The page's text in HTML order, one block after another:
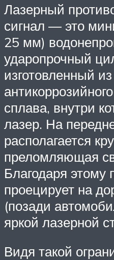
Лазерный
сигнал — это
25 мм)
ударопрочный
изготовленный из
сплава, внутри
лазер. На
располагается
преломляющая
Благодаря этому
проецирует на
(позади
яркой лазерной
Видя такой